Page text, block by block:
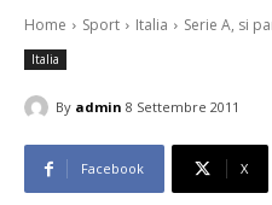
Home Sport Italia Serie A, si
Italia
By admin 8 Settembre 2011
Facebook X